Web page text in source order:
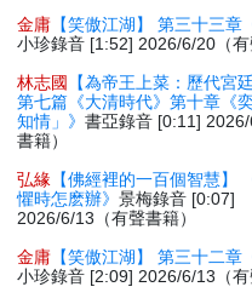
金庸 【笑傲江湖】 第三十三章
小珍錄音 [1:52] 2026/6/20（有
林志國
【為帝王上菜：歷代宮
第七篇《大清時代》第十章《
知情」》書亞錄音 [0:11]
書籍）
弘緣 【佛經裡的一百個智慧】
懼時怎麽辦》景梅錄音 [0:07]
2026/6/13（有聲書籍）
金庸 【笑傲江湖】 第三十二章
小珍錄音 [2:09] 2026/6/13（有